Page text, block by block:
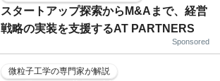
スタートアップ探索からM&Aまで、経営
戦略の実装を支援するAT PARTNERS
Sponsored
微粒子工学の専門家が解説